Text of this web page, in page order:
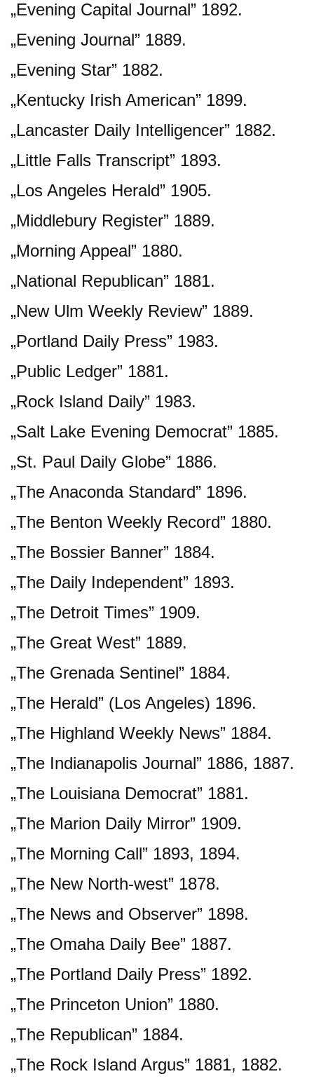
„Evening Capital Journal” 1892.
„Evening Journal” 1889.
„Evening Star” 1882.
„Kentucky Irish American” 1899.
„Lancaster Daily Intelligencer” 1882.
„Little Falls Transcript” 1893.
„Los Angeles Herald” 1905.
„Middlebury Register” 1889.
„Morning Appeal” 1880.
„National Republican” 1881.
„New Ulm Weekly Review” 1889.
„Portland Daily Press” 1983.
„Public Ledger” 1881.
„Rock Island Daily” 1983.
„Salt Lake Evening Democrat” 1885.
„St. Paul Daily Globe” 1886.
„The Anaconda Standard” 1896.
„The Benton Weekly Record” 1880.
„The Bossier Banner” 1884.
„The Daily Independent” 1893.
„The Detroit Times” 1909.
„The Great West” 1889.
„The Grenada Sentinel” 1884.
„The Herald” (Los Angeles) 1896.
„The Highland Weekly News” 1884.
„The Indianapolis Journal” 1886, 1887.
„The Louisiana Democrat” 1881.
„The Marion Daily Mirror” 1909.
„The Morning Call” 1893, 1894.
„The New North-west” 1878.
„The News and Observer” 1898.
„The Omaha Daily Bee” 1887.
„The Portland Daily Press” 1892.
„The Princeton Union” 1880.
„The Republican” 1884.
„The Rock Island Argus” 1881, 1882.